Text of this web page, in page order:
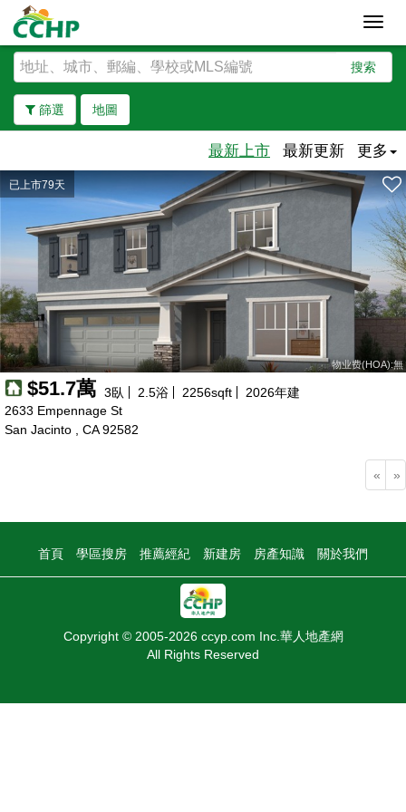
搜索
篩選 地圖
去除邊界
最新上市 最新更新 更多
已上市79天
物业费(HOA):無
$51.7萬 3臥 2.5浴 2256sqft 2026年建
2633 Empennage St
San Jacinto , CA 92582
« »
首頁 學區搜房 推薦經紀 新建房 房產知識 關於我們
Copyright © 2005-2026 ccyp.com Inc.華人地產網
All Rights Reserved